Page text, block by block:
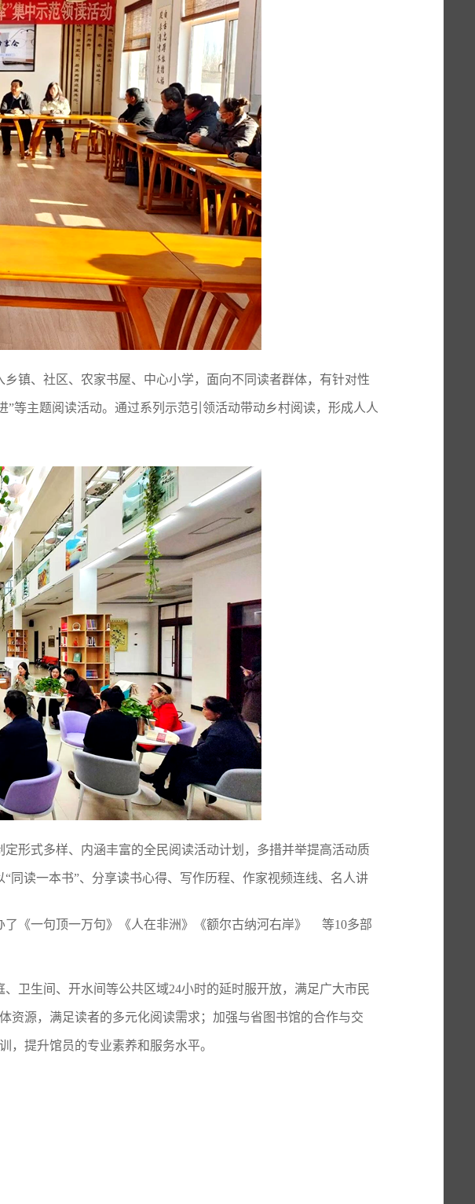
镇、社区、农家书屋、中心小学，面向不同读者群体， 有针对性
”等主题阅读活动。通过系列示范引领活动带动乡村阅读，形成人人
形式多样、内涵丰富的全民阅读活动计划，多措并举提高活动质
“同读一本书”、分享读书心得、写作历程、作家视频连线、名人讲
《一句顶一万句》《人在非洲》 《额尔古纳河右岸》 等10多部
卫生间、开水间等公共区域24小时的延时服开放，满足广大市民
资源，满足读者的多元化阅读需求；加强与省图书馆的合作与交
，提升馆员的专业素养和服务水平。